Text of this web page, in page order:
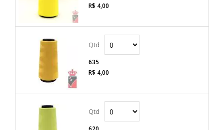
R$ 4,00
635
R$ 4,00